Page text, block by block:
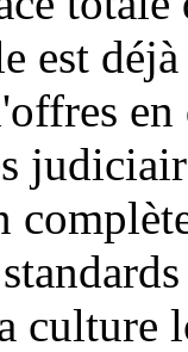
est
culture